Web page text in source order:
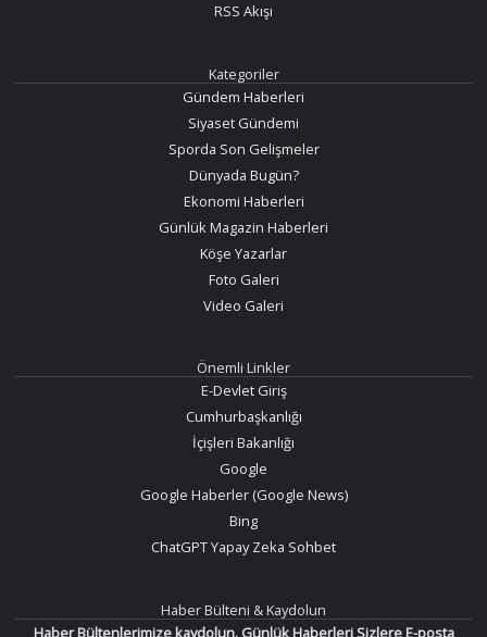
RSS Akışı
Kategoriler
Gündem Haberleri
Siyaset Gündemi
Sporda Son Gelişmeler
Dünyada Bugün?
Ekonomi Haberleri
Günlük Magazin Haberleri
Köşe Yazarlar
Foto Galeri
Video Galeri
Önemli Linkler
E-Devlet Giriş
Cumhurbaşkanlığı
İçişleri Bakanlığı
Google
Google Haberler (Google News)
Bing
ChatGPT Yapay Zeka Sohbet
Haber Bülteni & Kaydolun
Haber Bültenlerimize kaydolun. Günlük Haberleri Sizlere E-posta